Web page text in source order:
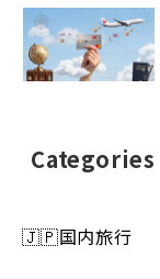
Categories
🇯🇵国内旅行